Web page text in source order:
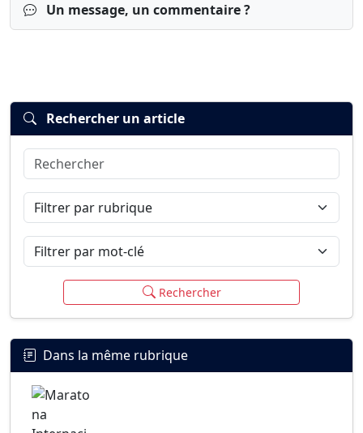
Un message, un commentaire ?
Connexion
Rechercher un article
Rechercher
Filtrer par rubrique
Filtrer par mot-clé
Rechercher
Dans la même rubrique